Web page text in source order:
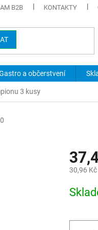
B2B KONTAKTY
a občerstvení
3 kusy
30,96 Kč
cena: